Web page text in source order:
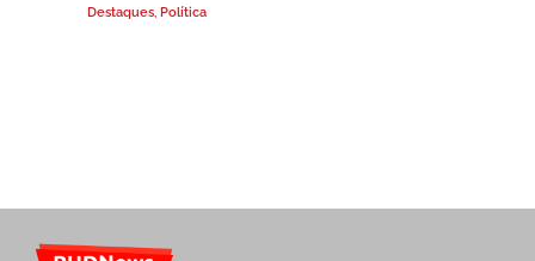
Destaques, Política